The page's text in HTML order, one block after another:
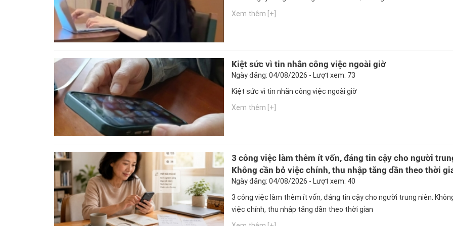
Xem thêm [+]
Kiệt sức vì tin nhắn công việc ngoài giờ
Ngày đăng: 04/08/2026 - Lượt xem: 73
Kiệt sức vì tin nhắn công việc ngoài giờ
Xem thêm [+]
3 công việc làm thêm ít vốn, đáng tin cậy cho người
Không cần bỏ việc chính, thu nhập tăng dần theo thời
Ngày đăng: 04/08/2026 - Lượt xem: 40
3 công việc làm thêm ít vốn, đáng tin cậy cho người trung niên:
việc chính, thu nhập tăng dần theo thời gian